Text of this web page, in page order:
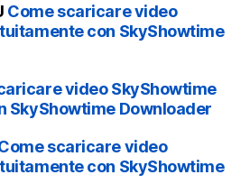
Come scaricare video
con SkyShowtime
video SkyShowtime
SkyShowtime Downloader
scaricare video
con SkyShowtime